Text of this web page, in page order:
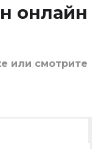
онлайн
или смотрите